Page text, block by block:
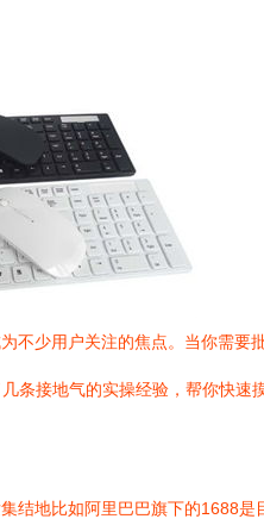
用户关注的焦点。当你需要批
条接地气的实操经验，帮你快速
地比如阿里巴巴旗下的1688